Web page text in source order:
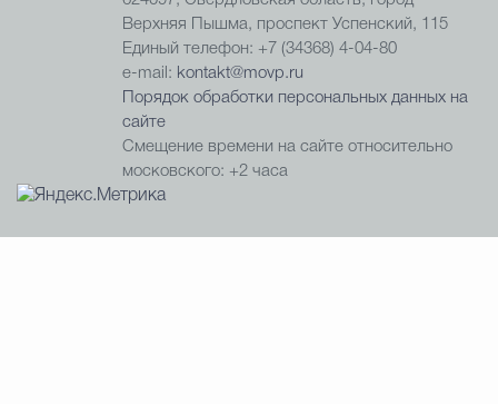
Верхняя Пышма, проспект Успенский, 115
Единый телефон: +7 (34368) 4-04-80
e-mail: kontakt@movp.ru
Порядок обработки персональных данных на
сайте
Смещение времени на сайте относительно
московского: +2 часа